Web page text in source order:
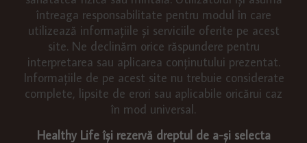
întreaga responsabilitate pentru modul în care
utilizează informațiile și serviciile oferite pe acest
site. Ne declinăm orice răspundere pentru
interpretarea sau aplicarea conținutului prezentat.
Informațiile de pe acest site nu trebuie considerate
complete, lipsite de erori sau aplicabile oricărui caz
în mod universal.
Healthy Life își rezervă dreptul de a-și selecta